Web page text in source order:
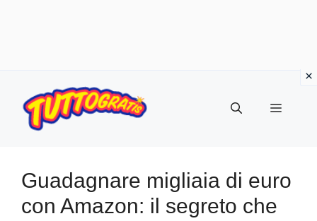
contenuto
Menu
Guadagnare migliaia di euro
con Amazon: il segreto che